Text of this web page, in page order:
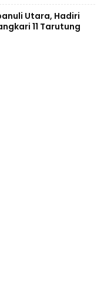
Utara, Hadiri
11 Tarutung